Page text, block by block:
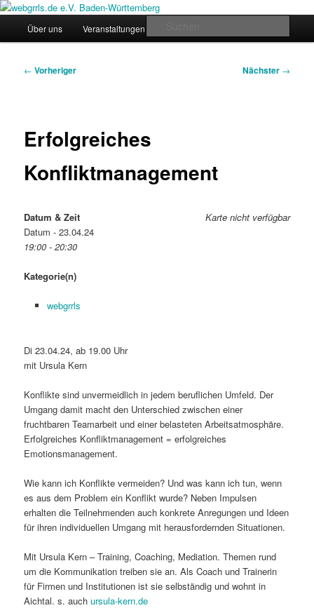
Zum
primären
webgrrls.de e.V. Baden-
Regiogruppe Baden-Württemberg der webgrrls.de e.V.
HauptmenüÜber uns Veranstaltungen
Beitragsnavigation
← Vorheriger Nächster →
Erfolgreiches
Konfliktmanagement
Karte nicht verfügbar
Datum & Zeit
Datum - 23.04.24
19:00 - 20:30
Kategorie(n)
webgrrls
Di 23.04.24, ab 19.00 Uhr
mit Ursula Kern
Konflikte sind unvermeidlich in jedem beruflichen Umfeld. Der
Umgang damit macht den Unterschied zwischen einer
fruchtbaren Teamarbeit und einer belasteten Arbeitsatmosphäre.
Erfolgreiches Konfliktmanagement = erfolgreiches
Emotionsmanagement.
Wie kann ich Konflikte vermeiden? Und was kann ich tun, wenn
es aus dem Problem ein Konflikt wurde? Neben Impulsen
erhalten die Teilnehmenden auch konkrete Anregungen und Ideen
für ihren individuellen Umgang mit herausfordernden Situationen.
Mit Ursula Kern – Training, Coaching, Mediation. Themen rund
um die Kommunikation treiben sie an. Als Coach und Trainerin
für Firmen und Institutionen ist sie selbständig und wohnt in
Aichtal. s. auchursula-kern.de